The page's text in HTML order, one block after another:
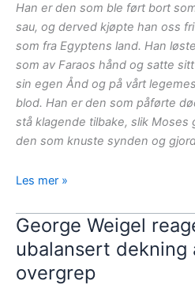
Han er den som ble ført bort
sau, og derved kjøpte han oss
som fra Egyptens land. Han
som av Faraos hånd og satte
sin egen Ånd og på vårt
blod. Han er den som påførte
stå klagende tilbake, slik Moses
den som knuste synden og
Matutin,
Lammet
som
ble
slaktet
Les mer »
George Weigel
ubalansert dekning
overgrep